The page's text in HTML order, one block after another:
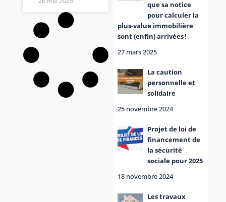
que sa notice
pour calculer la
plus-value immobilière
sont (enfin) arrivées !
27 mars 2025
La caution
personnelle et
solidaire
25 novembre 2024
Projet de loi de
financement de
la sécurité
sociale pour 2025
18 novembre 2024
Les travaux